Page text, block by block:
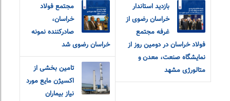
بازدید استاندار
خراسان رضوی از
غرفه مجتمع
فولاد خراسان در دومین روز از
نمایشگاه صنعت، معدن و
متالورژی مشهد
مجتمع فولاد
خراسان،
صادرکننده نمونه
خراسان رضوی شد
تامین بخشی از
اکسیژن مایع مورد
نیاز بیماران